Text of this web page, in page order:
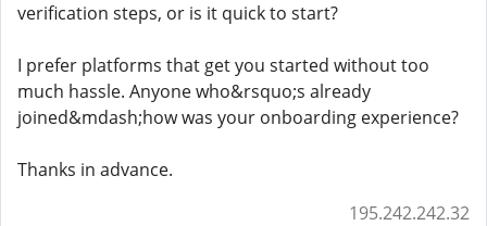
verification steps, or is it quick to start?
I prefer platforms that get you started without too
much hassle. Anyone who&rsquo;s already
joined&mdash;how was your onboarding experience?
Thanks in advance.
195.242.242.32